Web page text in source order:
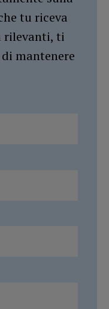
tu riceva
rilevanti, ti
mantenere